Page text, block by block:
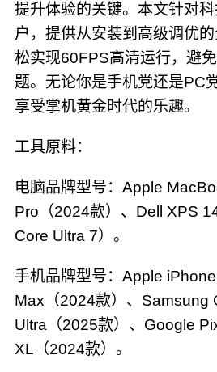
提升体验的关键。本文针对
户，提供从安装到高级调优
松实现60FPS高清运行，避
题。无论你是手机党还是PC
享受掌机黄金时代的乐趣。
工具原料：
电脑品牌型号：Apple
Pro（2024款）、Dell XPS
Core Ultra 7）。
手机品牌型号：Apple
Max（2024款）、Samsung
Ultra（2025款）、Google
XL（2024款）。